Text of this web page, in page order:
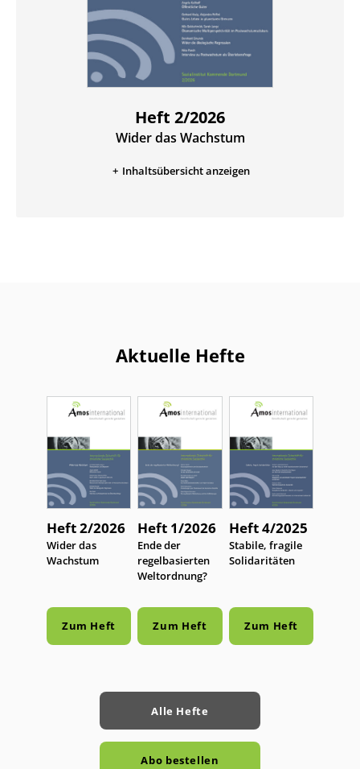
Heft 2/2026
:
Wider das Wachstum
Inhaltsübersicht anzeigen
Aktuelle Hefte
Heft 2/2026
:
Wider das
Wachstum
Zum Heft
Heft 1/2026
:
Ende der
regelbasierten
Weltordnung?
Zum Heft
Heft 4/2025
:
Stabile, fragile
Solidaritäten
Zum Heft
Alle Hefte
Abo bestellen